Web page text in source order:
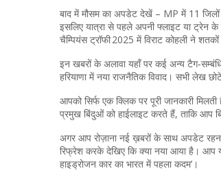
बाद में मौसम का अपडेट देखें – MP में 11 जिलों
इसलिए यात्रा से पहले अपनी फ्लाइट या ट्रेन
चैम्पियंस ट्रॉफी 2025 में विराट कोहली ने
इन खबरों के अलावा यहाँ पर कई अन्य
हरियाणा में नया राजनैतिक विवाद। सभी लेख
आपको सिर्फ एक क्लिक पर पूरी जानकारी मिलती
प्रमुख बिंदुओं को हाईलाइट करते हैं, ताकि आप
अगर आप रोज़ाना नई ख़बरों के साथ अपडेट
रिफ्रेश करके देखिए कि क्या नया आया है।
हाइड्रोजन कार का भारत में पहला कदम’।